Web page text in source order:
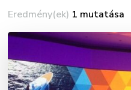
Eredmény(ek) 1 mutatása